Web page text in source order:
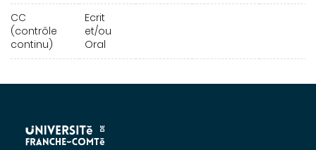
CC
(contrôle
continu)
Ecrit
et/ou
Oral